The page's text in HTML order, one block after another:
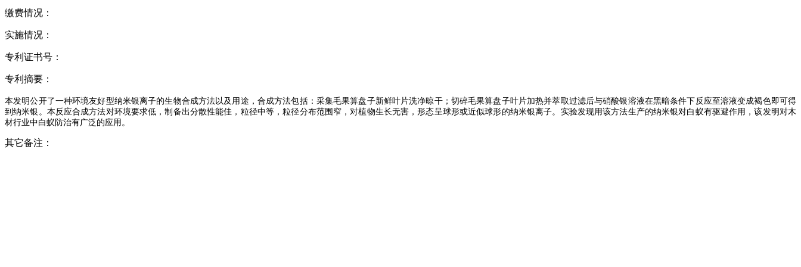
缴费情况：
实施情况：
专利证书号：
专利摘要：
本发明公开了一种环境友好型纳米银离子的生物合成方法以及用途，合成方法包括：采集毛果算盘子新鲜叶片洗净晾干；切碎毛果算盘子叶片加热并萃取过滤后与硝酸银溶液在黑暗条件下反应至溶液变成褐色即可得
到纳米银。本反应合成方法对环境要求低，制备出分散性能佳，粒径中等，粒径分布范围窄，对植物生长无害，形态呈球形或近似球形的纳米银离子。实验发现用该方法生产的纳米银对白蚁有驱避作用，该发明对木
材行业中白蚁防治有广泛的应用。
其它备注：